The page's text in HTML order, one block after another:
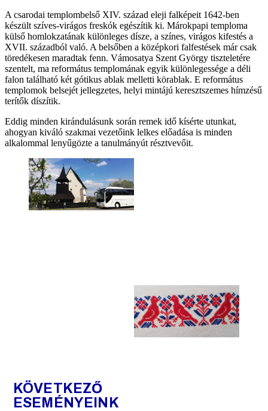
A csarodai templombelső XIV. század eleji falképeit 1642-ben
készült szíves-virágos freskók egészítik ki. Márokpapi temploma
külső homlokzatának különleges dísze, a színes, virágos kifestés a
XVII. századból való. A belsőben a középkori falfestések már csak
töredékesen maradtak fenn. Vámosatya Szent György tiszteletére
szentelt, ma református templomának egyik különlegessége a déli
falon található két gótikus ablak melletti körablak. E református
templomok belsejét jellegzetes, helyi mintájú keresztszemes hímzésű
terítők díszítik.
Eddig minden kirándulásunk során remek idő kísérte utunkat,
ahogyan kiváló szakmai vezetőink lelkes előadása is minden
alkalommal lenyűgözte a tanulmányút résztvevőit.
KÖVETKEZŐ
ESEMÉNYEINK